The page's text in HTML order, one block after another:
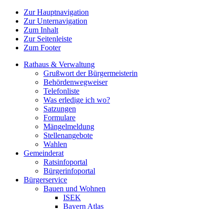
Zur Hauptnavigation
Zur Unternavigation
Zum Inhalt
Zur Seitenleiste
Zum Footer
Rathaus & Verwaltung
Grußwort der Bürgermeisterin
Behördenwegweiser
Telefonliste
Was erledige ich wo?
Satzungen
Formulare
Mängelmeldung
Stellenangebote
Wahlen
Gemeinderat
Ratsinfoportal
Bürgerinfoportal
Bürgerservice
Bauen und Wohnen
ISEK
Bayern Atlas